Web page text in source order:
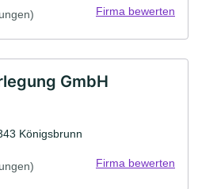
Firma bewerten
GmbH
Königsbrunn
Firma bewerten